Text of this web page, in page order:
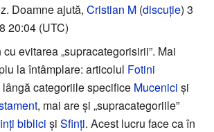
Doamne ajută, Cristian M (discuție) 3
20:04 (UTC)
evitarea „supracategorisirii”. Mai
la întâmplare: articolul Fotini
lângă categoriile specifice Mucenici și
, mai are și „supracategoriile”
biblici și Sfinți. Acest lucru face ca în